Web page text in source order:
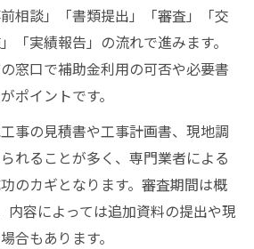
相談」「書類提出」「審査」「交
「実績報告」の流れで進みます。
窓口で補助金利用の可否や必要書
ポイントです。
事の見積書や工事計画書、現地調
れることが多く、専門業者による
のカギとなります。審査期間は概
内容によっては追加資料の提出や現
合もあります。